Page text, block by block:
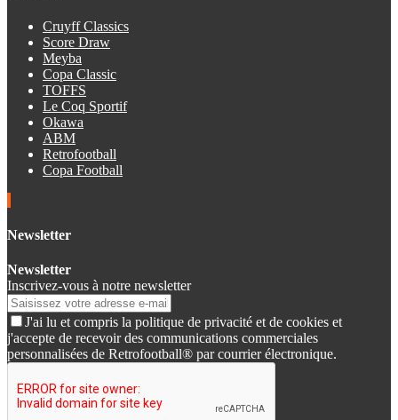
Cruyff Classics
Score Draw
Meyba
Copa Classic
TOFFS
Le Coq Sportif
Okawa
ABM
Retrofootball
Copa Football
Newsletter
Newsletter
Inscrivez-vous à notre newsletter
J'ai lu et compris la politique de privacité et de cookies et
j'accepte de recevoir des communications commerciales
personnalisées de Retrofootball® par courrier électronique.